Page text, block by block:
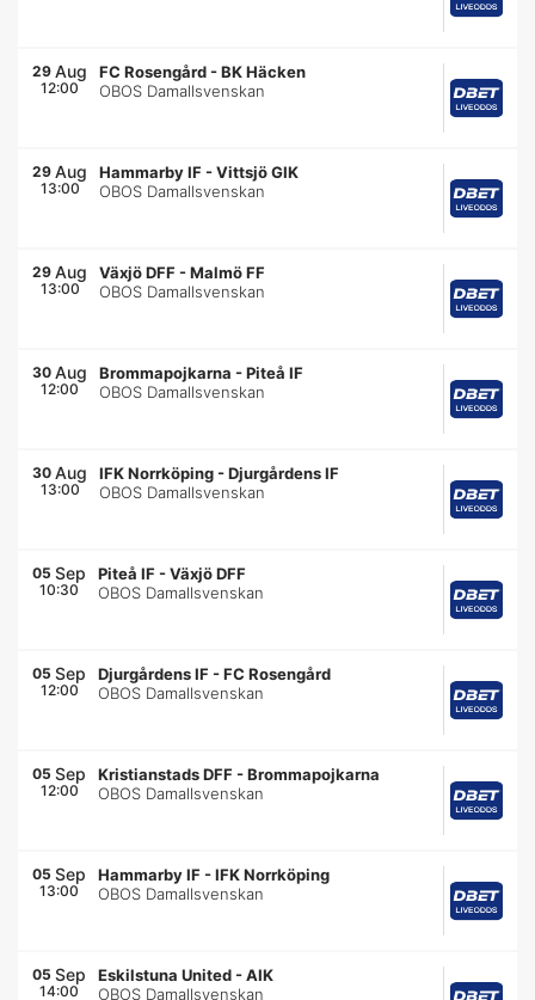
29 Aug
12:00
FC Rosengård -BK Häcken
OBOS Damallsvenskan
29 Aug
13:00
Hammarby IF -Vittsjö GIK
OBOS Damallsvenskan
29 Aug
13:00
Växjö DFF -Malmö FF
OBOS Damallsvenskan
30 Aug
12:00
Brommapojkarna -Piteå IF
OBOS Damallsvenskan
30 Aug
13:00
IFK Norrköping -Djurgårdens IF
OBOS Damallsvenskan
05 Sep
10:30
Piteå IF -Växjö DFF
OBOS Damallsvenskan
05 Sep
12:00
Djurgårdens IF -FC Rosengård
OBOS Damallsvenskan
05 Sep
12:00
Kristianstads DFF -Brommapojkarna
OBOS Damallsvenskan
05 Sep
13:00
Hammarby IF -IFK Norrköping
OBOS Damallsvenskan
05 Sep
14:00
Eskilstuna United -AIK
OBOS Damallsvenskan